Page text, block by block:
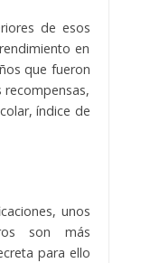
de esos
en
que fueron
índice de
unos
son más
para ello